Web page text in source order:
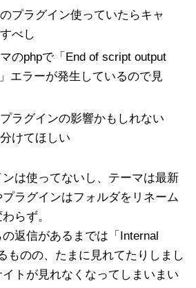
プラグイン使っていたらキャ
べし
のphpで「End of script output
エラーが発生しているので見
ラグインの影響かもしれない
けてほしい
は使ってないし、テーマは最新
ラグインはフォルダをリネーム
らず。
返信があるまでは「Internal
ものの、たまに見れてたりしまし
トが見れなくなってしまいまい